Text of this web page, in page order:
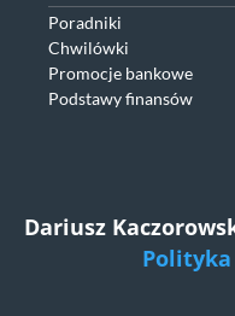
Poradniki
Chwilówki
Promocje bankowe
Podstawy finansów
Dariusz